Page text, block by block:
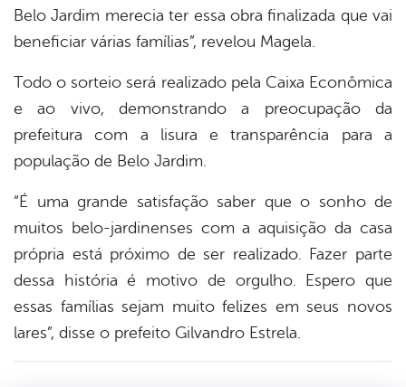
Belo Jardim merecia ter essa obra finalizada que vai
beneficiar várias famílias”, revelou Magela.
Todo o sorteio será realizado pela Caixa Econômica
e ao vivo, demonstrando a preocupação da
prefeitura com a lisura e transparência para a
população de Belo Jardim.
“É uma grande satisfação saber que o sonho de
muitos belo-jardinenses com a aquisição da casa
própria está próximo de ser realizado. Fazer parte
dessa história é motivo de orgulho. Espero que
essas famílias sejam muito felizes em seus novos
lares”, disse o prefeito Gilvandro Estrela.